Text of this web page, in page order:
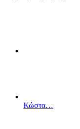
Κώστα…